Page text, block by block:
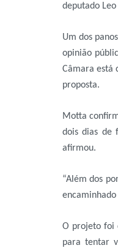
deputado
Um dos
opinião
Câmara está
proposta.
Motta
dois dias de
afirmou.
“Além dos
O projeto foi
para tentar